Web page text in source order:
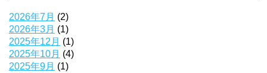
2026年7月 (2)
2026年3月 (1)
2025年12月 (1)
2025年10月 (4)
2025年9月 (1)